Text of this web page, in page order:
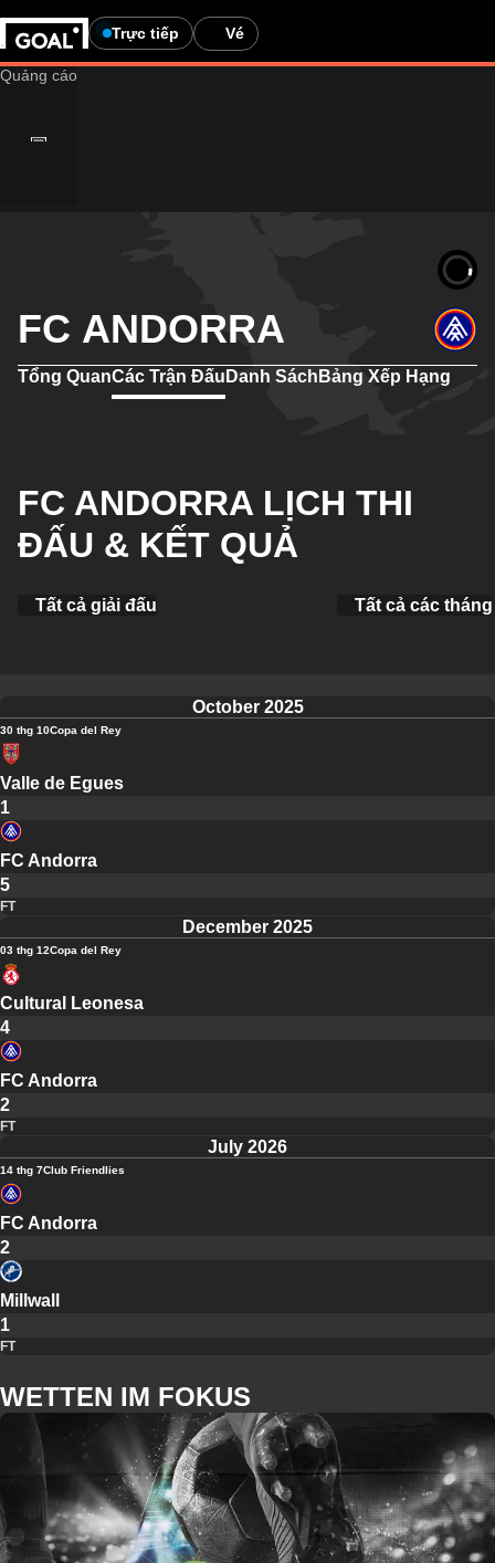
Trực tiếp Vé
FC ANDORRA
Tổng QuanCác Trận Đấu Danh Sách Bảng Xếp Hạng
FC ANDORRA LỊCH THI
ĐẤU & KẾT QUẢ
Tất cả giải đấu Tất cả các tháng
October 2025
30 thg 10Copa del Rey
Valle de Egues
1
FC Andorra
5
FT
December 2025
03 thg 12Copa del Rey
Cultural Leonesa
4
FC Andorra
2
FT
July 2026
14 thg 7Club Friendlies
FC Andorra
2
Millwall
1
FT
WETTEN IM FOKUS